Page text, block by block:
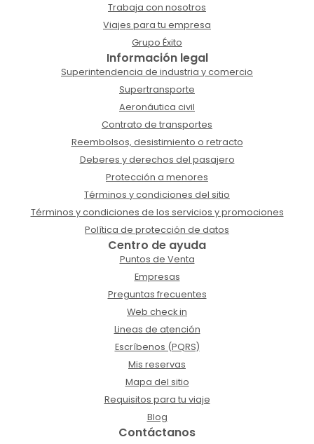
Trabaja con nosotros
Viajes para tu empresa
Grupo Éxito
Información legal
Superintendencia de industria y comercio
Supertransporte
Aeronáutica civil
Contrato de transportes
Reembolsos, desistimiento o retracto
Deberes y derechos del pasajero
Protección a menores
Términos y condiciones del sitio
Términos y condiciones de los servicios y promociones
Política de protección de datos
Centro de ayuda
Puntos de Venta
Empresas
Preguntas frecuentes
Web check in
Lineas de atención
Escríbenos (PQRS)
Mis reservas
Mapa del sitio
Requisitos para tu viaje
Blog
Contáctanos